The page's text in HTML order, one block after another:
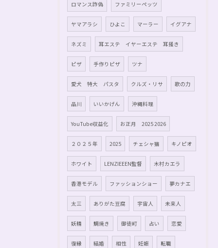
ロマンス詐偽 ファミリーペッツ
ヤマアラシ ひよこ マーラー イグアナ
ネズミ 耳エステ イヤーエステ 耳掻き
ピザ 手作りピザ ツナ
愛犬 特大 パスタ クルズ・リサ 歌の力
品川 いいかげん 沖縄料理
YouTube収益化 お正月 2025 2026
２０２５年 2025 チェシャ猫 キノピオ
ホワイト LENZIEEEN監督 木村カエラ
香港モデル ファッションショー 夢カナエ
太三 ありがた豆腐 宇宙人 未来人
妖精 鯛焼き 御徒町 占い 恋愛
復縁 結婚 相性 妊娠 転職